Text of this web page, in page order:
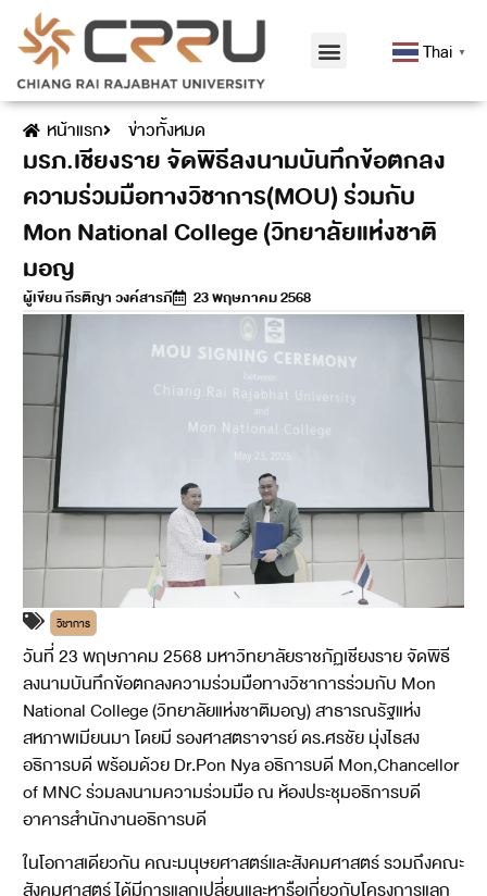
Thai ▼
หน้าแรก ข่าวทั้งหมด
มรภ.เชียงราย จัดพิธีลงนามบันทึกข้อตกลง
ความร่วมมือทางวิชาการ(MOU) ร่วมกับ
Mon National College (วิทยาลัยแห่งชาติ
มอญ
ผู้เขียนกีรติญา วงค์สารภี 23 พฤษภาคม 2568
วิชาการ
วันที่ 23 พฤษภาคม 2568 มหาวิทยาลัยราชภัฏเชียงราย จัดพิธี
ลงนามบันทึกข้อตกลงความร่วมมือทางวิชาการร่วมกับ Mon
National College (วิทยาลัยแห่งชาติมอญ) สาธารณรัฐแห่ง
สหภาพเมียนมา โดยมี รองศาสตราจารย์ ดร.ศรชัย มุ่งไธสง
อธิการบดี พร้อมด้วย Dr.Pon Nya อธิการบดี Mon,Chancellor
of MNC ร่วมลงนามความร่วมมือ ณ ห้องประชุมอธิการบดี
อาคารสำนักงานอธิการบดี
ในโอกาสเดียวกัน คณะมนุษยศาสตร์และสังคมศาสตร์ รวมถึงคณะ
สังคมศาสตร์ ได้มีการแลกเปลี่ยนและหารือเกี่ยวกับโครงการแลก